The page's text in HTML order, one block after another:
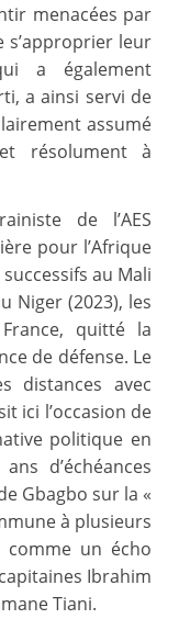
menacées par
s’approprier leur
a également
a ainsi servi de
assumé
résolument à
de l’AES
pour l’Afrique
au Mali
Niger (2023), les
quitté la
de défense. Le
distances avec
ici l’occasion de
politique en
d’échéances
Gbagbo sur la «
à plusieurs
comme un écho
Ibrahim
Tiani.